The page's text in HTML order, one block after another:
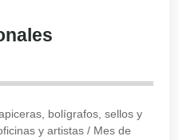
bolígrafos, sellos y
y artistas / Mes de